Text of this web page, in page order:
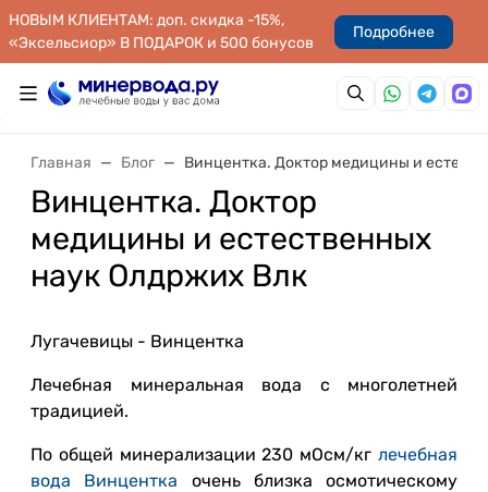
НОВЫМ КЛИЕНТАМ: доп. скидка -15%,
«Эксельсиор» В ПОДАРОК и 500 бонусов
Подробнее
Главная Блог Винцентка. Доктор медицины и
Винцентка. Доктор
медицины и естественных
наук Олдржих Влк
Лугачевицы - Винцентка
Лечебная минеральная вода с многолетней
традицией.
По общей минерализации 230 мОсм/кг лечебная
вода Винцентка очень близка осмотическому